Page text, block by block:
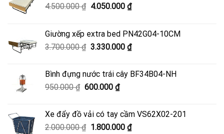
4.500.000₫ Giá
4.500.000 ₫.
4.050.000 ₫Giá
là:
4.050.000 ₫.
Giường xếp extra bed PN42G04-10CM
3.700.000₫ Giá
3.700.000 ₫.
3.330.000 ₫Giá
là:
Bình đựng nước trái cây BF34B04-NH
950.000₫ Giá
950.000 ₫.
600.000 ₫Giá
là:
600.000 ₫.
Xe đẩy đồ vải có tay cầm VS62X02-201
2.000.000₫ Giá
1.800.000 ₫Giá